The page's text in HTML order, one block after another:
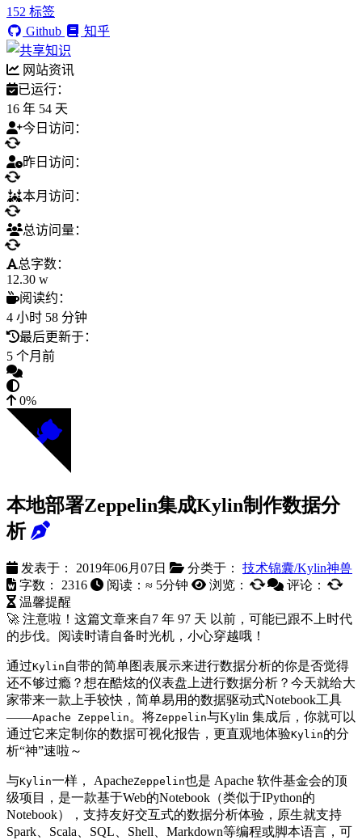
152 标签
Github
知乎
网站资讯
已运行：
16 年 54 天
今日访问：
昨日访问：
本月访问：
总访问量：
总字数：
12.30 w
阅读约：
4 小时 58 分钟
最后更新于：
5 个月前
0%
本地部署Zeppelin集成Kylin制作数据分
析
发表于： 2019年06月07日 分类于： 技术锦囊/Kylin神兽
字数：
2316 阅读：≈ 5分钟 浏览：
评论：
温馨提醒
🚀 注意啦！这篇文章来自7 年 97 天 以前，可能已跟不上时代
的步伐。阅读时请自备时光机，小心穿越哦！
通过Kylin 自带的简单图表展示来进行数据分析的你是否觉得
还不够过瘾？想在酷炫的仪表盘上进行数据分析？今天就给大
家带来一款上手较快，简单易用的数据驱动式Notebook工具
——Apache Zeppelin 。将Zeppelin与Kylin 集成后，你就可以
通过它来定制你的数据可视化报告，更直观地体验Kylin的分
析“神”速啦～
与Kylin一样， ApacheZeppelin也是 Apache 软件基金会的顶
级项目，是一款基于Web的Notebook（类似于IPython的
Notebook），支持友好交互式的数据分析体验，原生就支持
Spark、Scala、SQL、Shell、Markdown等编程或脚本语言，可